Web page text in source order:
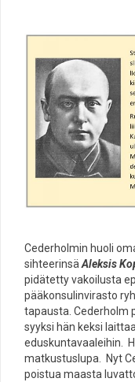
Cederholmin huoli
sihteerinsä Aleksis
pidätetty vakoilusta
pääkonsulinvirasto
tapausta. Cederholm
syyksi hän keksi
eduskuntavaaleihin.
matkustuslupa. Nyt
poistua maasta